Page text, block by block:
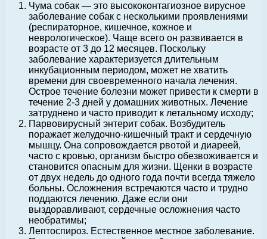
Чума собак — это высококонтагиозное вирусное
заболевание собак с несколькими проявлениями
(респираторное, кишечное, кожное и
неврологическое). Чаще всего он развивается в
возрасте от 3 до 12 месяцев. Поскольку
заболевание характеризуется длительным
инкубационным периодом, может не хватить
времени для своевременного начала лечения.
Острое течение болезни может привести к смерти в
течение 2-3 дней у домашних животных. Лечение
затруднено и часто приводит к летальному исходу;
Парвовирусный энтерит собак. Возбудитель
поражает желудочно-кишечный тракт и сердечную
мышцу. Она сопровождается рвотой и диареей,
часто с кровью, организм быстро обезвоживается и
становится опасным для жизни. Щенки в возрасте
от двух недель до одного года почти всегда тяжело
больны. Осложнения встречаются часто и трудно
поддаются лечению. Даже если они
выздоравливают, сердечные осложнения часто
необратимы;
Лептоспироз. Естественное местное заболевание.